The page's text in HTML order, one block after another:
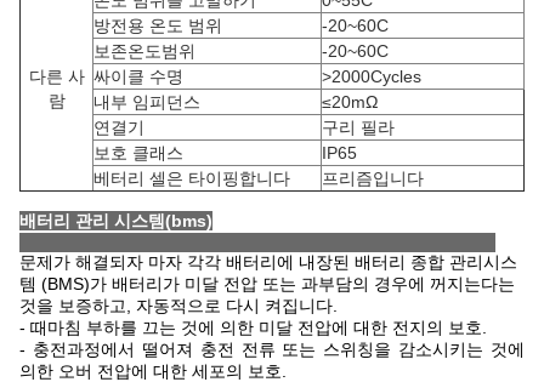
다른 사
람
방전용 온도 범위
-20~60C
보존온도범위
-20~60C
싸이클 수명
>2000Cycles
내부 임피던스
≤20mΩ
연결기
구리 필라
보호 클래스
IP65
베터리 셀은 타이핑합니다
프리즘입니다
배터리 관리 시스템(bms)
문제가 해결되자 마자 각각 배터리에 내장된 배터리 종합 관리시스
템 (BMS)가 배터리가 미달 전압 또는 과부담의 경우에 꺼지는다는
것을 보증하고, 자동적으로 다시 켜집니다.
- 때마침 부하를 끄는 것에 의한 미달 전압에 대한 전지의 보호.
- 충전과정에서 떨어져 충전 전류 또는 스위칭을 감소시키는 것에
의한 오버 전압에 대한 세포의 보호.